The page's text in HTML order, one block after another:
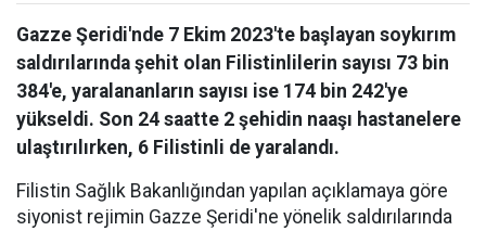
Gazze Şeridi'nde 7 Ekim 2023'te başlayan soykırım
saldırılarında şehit olan Filistinlilerin sayısı 73 bin
384'e, yaralananların sayısı ise 174 bin 242'ye
yükseldi. Son 24 saatte 2 şehidin naaşı hastanelere
ulaştırılırken, 6 Filistinli de yaralandı.
Filistin Sağlık Bakanlığından yapılan açıklamaya göre
siyonist rejimin Gazze Şeridi'ne yönelik saldırılarında